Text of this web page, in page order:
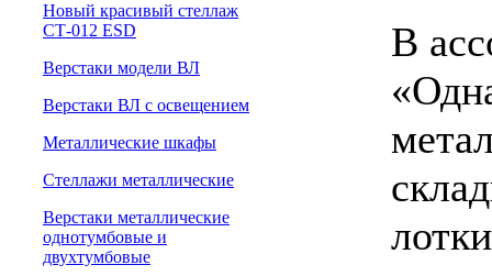
Новый красивый стеллаж
СТ-012 ESD
Верстаки модели ВЛ
Верстаки ВЛ с освещением
Металлические шкафы
Стеллажи металлические
Верстаки металлические
однотумбовые и
двухтумбовые
В